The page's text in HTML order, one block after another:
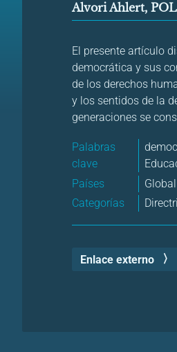
Alvori Ahlert,
El presente artículo
democrática y sus
de los derechos
y los sentidos de la
generaciones se
Palabras
clave
Países
Global
Categorías
Enlace externo